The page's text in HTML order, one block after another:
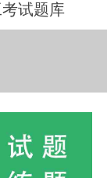
试题库